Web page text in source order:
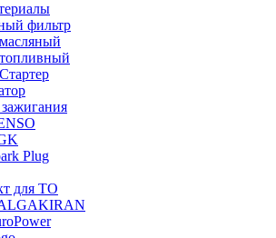
фильтр
Plug
для ТО